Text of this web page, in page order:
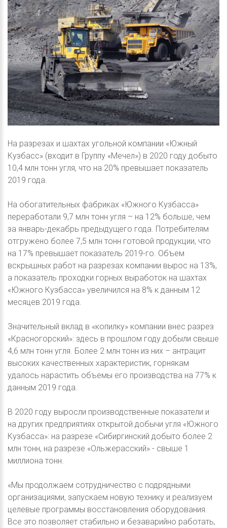
На разрезах и шахтах угольной компании «Южный
Кузбасс» (входит в Группу «Мечел») в 2020 году добыто
10,4 млн тонн угля, что на 20% превышает показатель
2019 года.
На обогатительных фабриках «Южного Кузбасса»
переработали 9,7 млн тонн угля – на 12% больше, чем
за январь-декабрь предыдущего года. Потребителям
отгружено более 7,5 млн тонн готовой продукции, что
на 17% превышает показатель 2019-го. Объем
вскрышных работ на разрезах компании вырос на 13%,
а показатель проходки горных выработок на шахтах
«Южного Кузбасса» увеличился на 8% к данным 12
месяцев 2019 года.
Значительный вклад в «копилку» компании внес разрез
«Красногорский»: здесь в прошлом году добыли свыше
4,6 млн тонн угля. Более 2 млн тонн из них – антрацит
высоких качественных характеристик, горнякам
удалось нарастить объемы его производства на 77% к
данным 2019 года.
В 2020 году выросли производственные показатели и
на других предприятиях открытой добычи угля «Южного
Кузбасса»: на разрезе «Сибиргинский добыто более 2
млн тонн, на разрезе «Ольжерасский» - свыше 1
миллиона тонн.
«Мы продолжаем сотрудничество с подрядными
организациями, запускаем новую технику и реализуем
целевые программы восстановления оборудования.
Все это позволяет стабильно и безаварийно работать,